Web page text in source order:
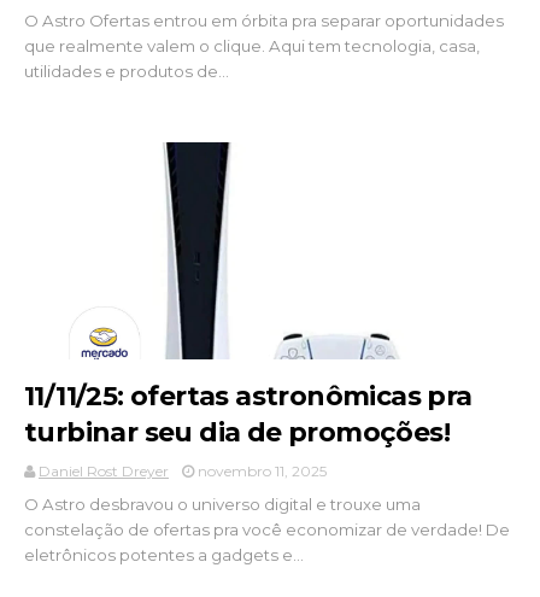
O Astro Ofertas entrou em órbita pra separar oportunidades
que realmente valem o clique. Aqui tem tecnologia, casa,
utilidades e produtos de...
11/11/25: ofertas astronômicas pra
turbinar seu dia de promoções!
Daniel Rost Dreyer novembro 11, 2025
O Astro desbravou o universo digital e trouxe uma
constelação de ofertas pra você economizar de verdade! De
eletrônicos potentes a gadgets e...